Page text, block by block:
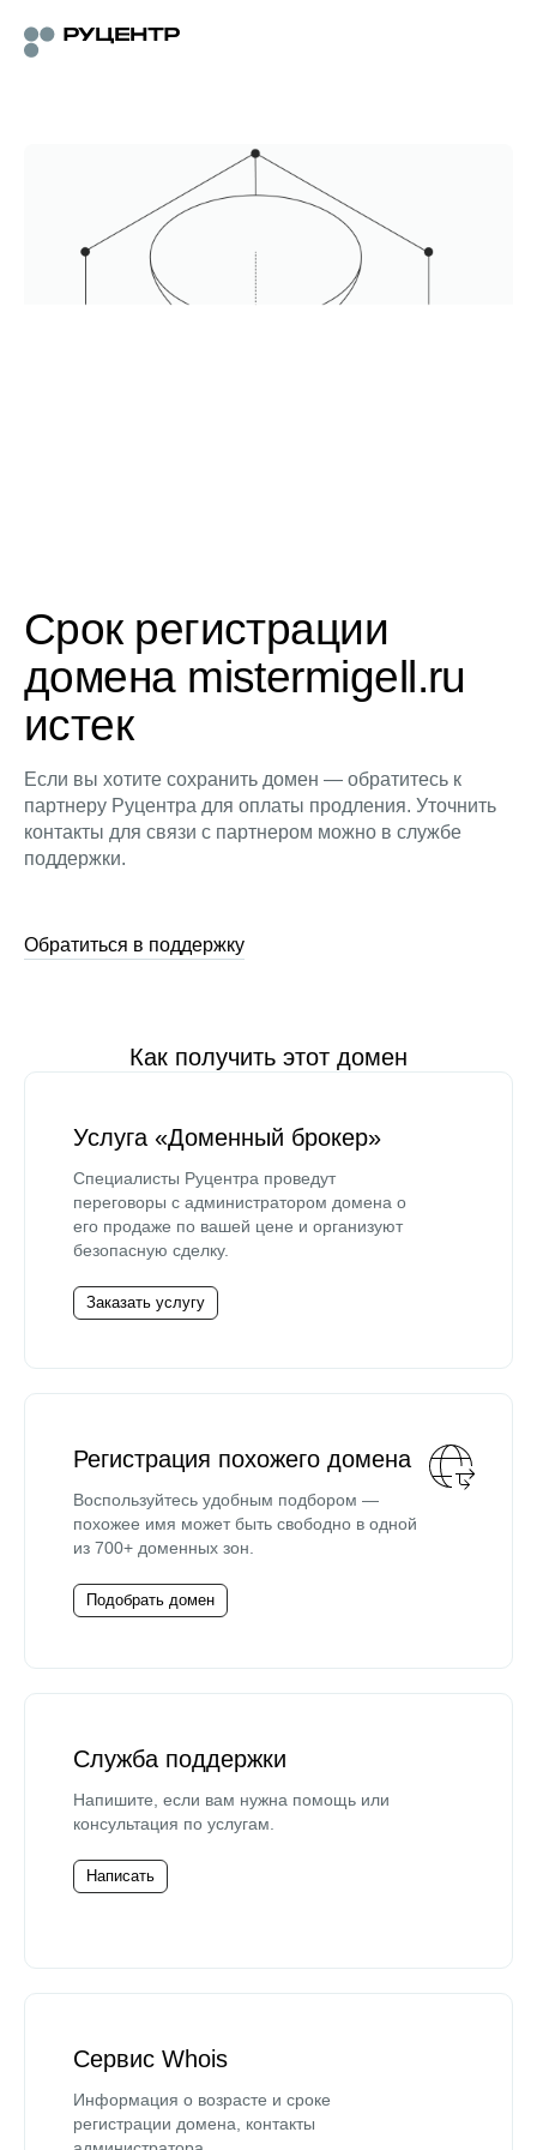
Срок регистрации
домена mistermigell.ru
истек
Если вы хотите сохранить домен — обратитесь к
партнеру Руцентра для оплаты продления. Уточнить
контакты для связи с партнером можно в службе
поддержки.
Обратиться в поддержку
Как получить этот домен
Услуга «Доменный брокер»
Специалисты Руцентра проведут
переговоры с администратором домена о
его продаже по вашей цене и организуют
безопасную сделку.
Заказать услугу
Регистрация похожего домена
Воспользуйтесь удобным подбором —
похожее имя может быть свободно в одной
из 700+ доменных зон.
Подобрать домен
Служба поддержки
Напишите, если вам нужна помощь или
консультация по услугам.
Написать
Сервис Whois
Информация о возрасте и сроке
регистрации домена, контакты